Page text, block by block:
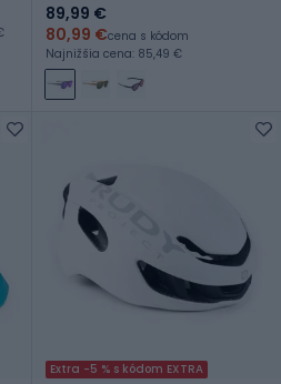
89,99 €
80,99 €cena s kódom
Najnižšia cena: 85,49 €
Extra -5 % s kódom EXTRA